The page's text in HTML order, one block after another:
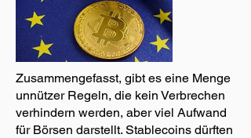
Zusammengefasst, gibt es eine Menge
unnützer Regeln, die kein Verbrechen
verhindern werden, aber viel Aufwand
für Börsen darstellt. Stablecoins dürften